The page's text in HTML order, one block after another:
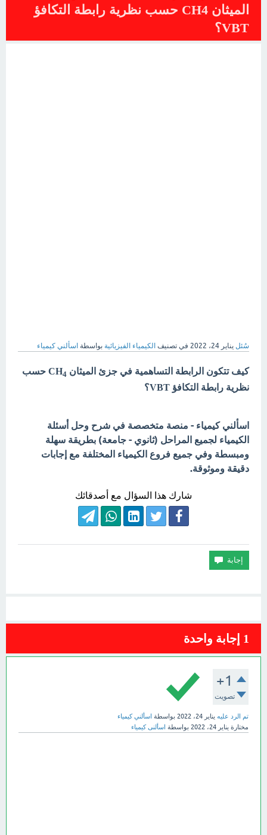
الميثان CH4 حسب نظرية رابطة التكافؤ
VBT؟
سُئل يناير 24، 2022 في تصنيف الكيمياء الفيزيائية بواسطة اسألني كيمياء
كيف تتكون الرابطة التساهمية في جزئ الميثان CH 4
حسب
نظرية رابطة التكافؤ VBT؟
اسألني كيمياء - منصة متخصصة في شرح وحل أسئلة
الكيمياء لجميع المراحل (ثانوي - جامعة) بطريقة سهلة
ومبسطة وفي جميع فروع الكيمياء المختلفة مع إجابات
دقيقة وموثوقة.
شارك هذا السؤال مع أصدقائك
1 إجابة واحدة
+1
تصويت
تم الرد عليه يناير 24، 2022 بواسطة اسألني كيمياء
مختارة يناير 24، 2022 بواسطة اسألنى كيمياء